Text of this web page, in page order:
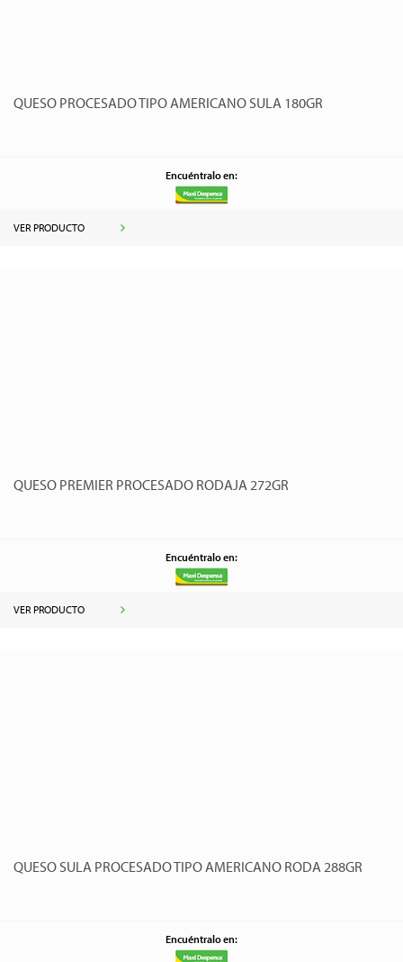
QUESO PROCESADO TIPO AMERICANO SULA 180GR
Encuéntralo en:
VER PRODUCTO
QUESO PREMIER PROCESADO RODAJA 272GR
Encuéntralo en:
VER PRODUCTO
QUESO SULA PROCESADO TIPO AMERICANO RODA 288GR
Encuéntralo en: